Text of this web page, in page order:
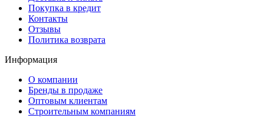
Покупка в кредит
Контакты
Отзывы
Политика возврата
Информация
О компании
Бренды в продаже
Оптовым клиентам
Строительным компаниям